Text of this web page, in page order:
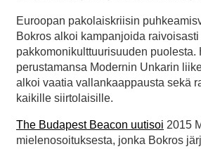
Euroopan pakolaiskriisin
Bokros alkoi kampanjoida raivoisasti
pakkomonikulttuurisuuden puolesta.
perustamansa Modernin Unkarin
alkoi vaatia vallankaappausta sekä
kaikille siirtolaisille.
The Budapest Beacon uutisoi 2015
mielenosoituksesta, jonka Bokros